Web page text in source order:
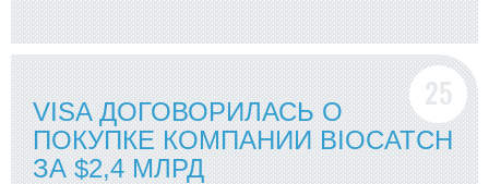
VISA ДОГОВОРИЛАСЬ О
ПОКУПКЕ КОМПАНИИ BIOCATCH
ЗА $2,4 МЛРД